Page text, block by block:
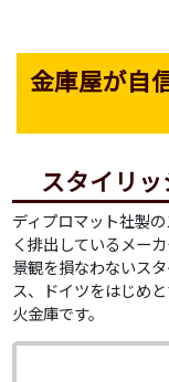
金庫屋が自
スタイリ
ディプロマット社製
く排出しているメー
景観を損なわないス
ス、ドイツをはじめ
火金庫です。